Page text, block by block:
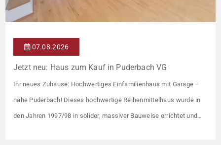
07.08.2026
Jetzt neu: Haus zum Kauf in Puderbach VG
Ihr neues Zuhause: Hochwertiges Einfamilienhaus mit Garage –
nähe Puderbach! Dieses hochwertige Reihenmittelhaus wurde in
den Jahren 1997/98 in solider, massiver Bauweise errichtet und